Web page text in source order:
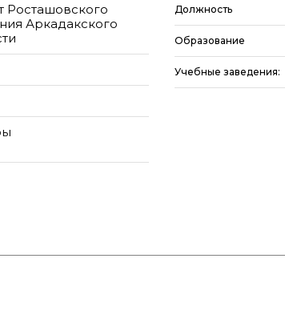
Росташовского
Аркадакского
Должность
Образование
Учебные заведения: